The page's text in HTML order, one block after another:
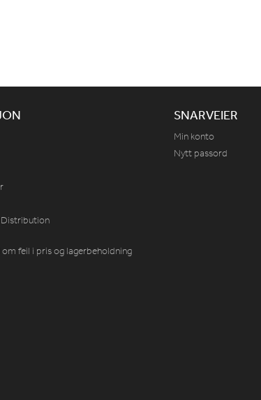
Distribution
feil i pris og lagerbeholdning
SNARVEIER
Min konto
Nytt passord